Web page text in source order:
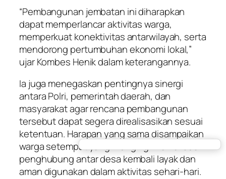
“Pembangunan jembatan ini diharapkan
dapat memperlancar aktivitas warga,
memperkuat konektivitas antarwilayah, serta
mendorong pertumbuhan ekonomi lokal,”
ujar Kombes Henik dalam keterangannya.
Ia juga menegaskan pentingnya sinergi
antara Polri, pemerintah daerah, dan
masyarakat agar rencana pembangunan
tersebut dapat segera direalisasikan sesuai
ketentuan. Harapan yang sama disampaikan
warga setempat yang menginginkan akses
penghubung antar desa kembali layak dan
aman digunakan dalam aktivitas sehari-hari.